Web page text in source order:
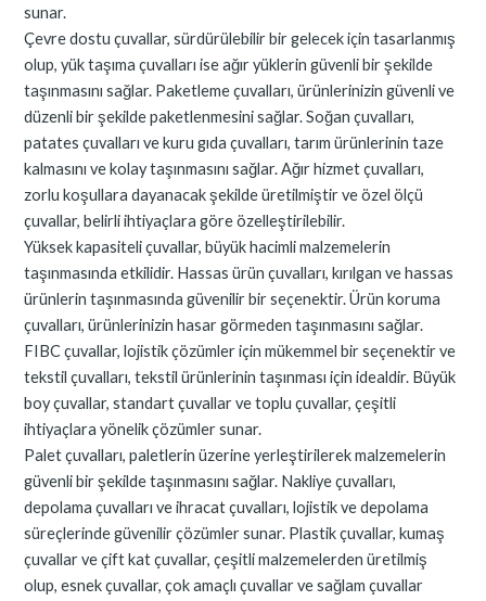
sunar.
Çevre dostu çuvallar, sürdürülebilir bir gelecek için tasarlanmış
olup, yük taşıma çuvalları ise ağır yüklerin güvenli bir şekilde
taşınmasını sağlar. Paketleme çuvalları, ürünlerinizin güvenli ve
düzenli bir şekilde paketlenmesini sağlar. Soğan çuvalları,
patates çuvalları ve kuru gıda çuvalları, tarım ürünlerinin taze
kalmasını ve kolay taşınmasını sağlar. Ağır hizmet çuvalları,
zorlu koşullara dayanacak şekilde üretilmiştir ve özel ölçü
çuvallar, belirli ihtiyaçlara göre özelleştirilebilir.
Yüksek kapasiteli çuvallar, büyük hacimli malzemelerin
taşınmasında etkilidir. Hassas ürün çuvalları, kırılgan ve hassas
ürünlerin taşınmasında güvenilir bir seçenektir. Ürün koruma
çuvalları, ürünlerinizin hasar görmeden taşınmasını sağlar.
FIBC çuvallar, lojistik çözümler için mükemmel bir seçenektir ve
tekstil çuvalları, tekstil ürünlerinin taşınması için idealdir. Büyük
boy çuvallar, standart çuvallar ve toplu çuvallar, çeşitli
ihtiyaçlara yönelik çözümler sunar.
Palet çuvalları, paletlerin üzerine yerleştirilerek malzemelerin
güvenli bir şekilde taşınmasını sağlar. Nakliye çuvalları,
depolama çuvalları ve ihracat çuvalları, lojistik ve depolama
süreçlerinde güvenilir çözümler sunar. Plastik çuvallar, kumaş
çuvallar ve çift kat çuvallar, çeşitli malzemelerden üretilmiş
olup, esnek çuvallar, çok amaçlı çuvallar ve sağlam çuvallar